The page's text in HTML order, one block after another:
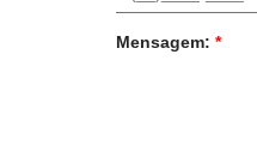
Mensagem:*